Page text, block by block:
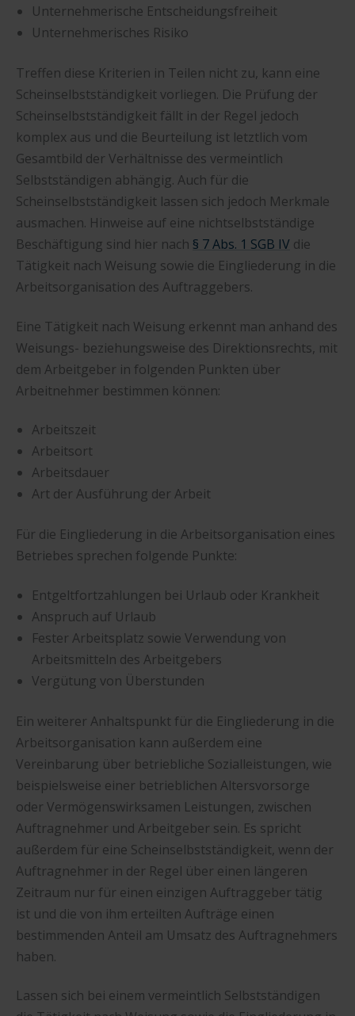
Unternehmerische Entscheidungsfreiheit
Unternehmerisches Risiko
Treffen diese Kriterien in Teilen nicht zu, kann eine
Scheinselbstständigkeit vorliegen. Die Prüfung der
Scheinselbstständigkeit fällt in der Regel jedoch
komplex aus und die Beurteilung ist letztlich vom
Gesamtbild der Verhältnisse des vermeintlich
Selbstständigen abhängig. Auch für die
Scheinselbstständigkeit lassen sich jedoch Merkmale
ausmachen. Hinweise auf eine nichtselbstständige
Beschäftigung sind hier nach § 7 Abs. 1 SGB IV die
Tätigkeit nach Weisung sowie die Eingliederung in die
Arbeitsorganisation des Auftraggebers.
Eine Tätigkeit nach Weisung erkennt man anhand des
Weisungs- beziehungsweise des Direktionsrechts, mit
dem Arbeitgeber in folgenden Punkten über
Arbeitnehmer bestimmen können:
Arbeitszeit
Arbeitsort
Arbeitsdauer
Art der Ausführung der Arbeit
Für die Eingliederung in die Arbeitsorganisation eines
Betriebes sprechen folgende Punkte:
Entgeltfortzahlungen bei Urlaub oder Krankheit
Anspruch auf Urlaub
Fester Arbeitsplatz sowie Verwendung von
Arbeitsmitteln des Arbeitgebers
Vergütung von Überstunden
Ein weiterer Anhaltspunkt für die Eingliederung in die
Arbeitsorganisation kann außerdem eine
Vereinbarung über betriebliche Sozialleistungen, wie
beispielsweise einer betrieblichen Altersvorsorge
oder Vermögenswirksamen Leistungen, zwischen
Auftragnehmer und Arbeitgeber sein. Es spricht
außerdem für eine Scheinselbstständigkeit, wenn der
Auftragnehmer in der Regel über einen längeren
Zeitraum nur für einen einzigen Auftraggeber tätig
ist und die von ihm erteilten Aufträge einen
bestimmenden Anteil am Umsatz des Auftragnehmers
haben.
Lassen sich bei einem vermeintlich Selbstständigen